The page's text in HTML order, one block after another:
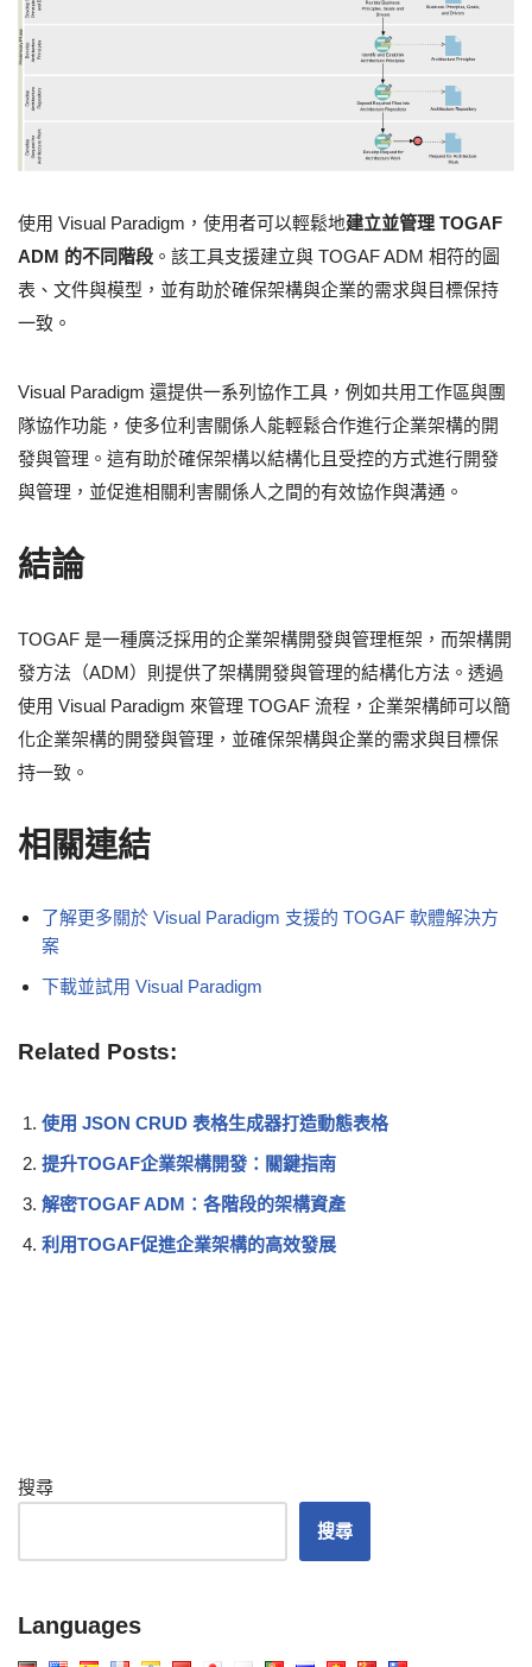
使用 Visual Paradigm，使用者可以輕鬆地建立並管理 TOGAF
ADM 的不同階段 。該工具支援建立與 TOGAF ADM 相符的圖
表、文件與模型，並有助於確保架構與企業的需求與目標保持
一致。
Visual Paradigm 還提供一系列協作工具，例如共用工作區與團
隊協作功能，使多位利害關係人能輕鬆合作進行企業架構的開
發與管理。這有助於確保架構以結構化且受控的方式進行開發
與管理，並促進相關利害關係人之間的有效協作與溝通。
結論
TOGAF 是一種廣泛採用的企業架構開發與管理框架，而架構開
發方法（ADM）則提供了架構開發與管理的結構化方法。透過
使用 Visual Paradigm 來管理 TOGAF 流程，企業架構師可以簡
化企業架構的開發與管理，並確保架構與企業的需求與目標保
持一致。
相關連結
了解更多關於 Visual Paradigm 支援的 TOGAF 軟體解決方
案
下載並試用 Visual Paradigm
Related Posts:
使用 JSON CRUD 表格生成器打造動態表格
提升TOGAF企業架構開發：關鍵指南
解密TOGAF ADM：各階段的架構資產
利用TOGAF促進企業架構的高效發展
搜尋
搜尋
Languages